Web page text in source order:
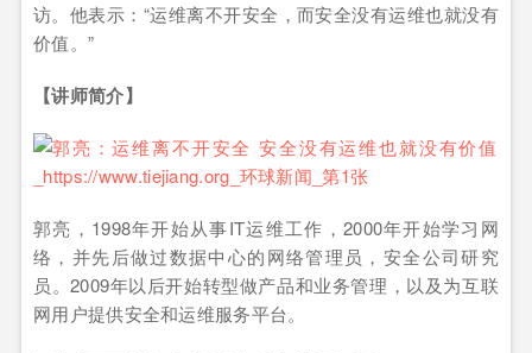
访。他表示：“运维离不开安全，而安全没有运维也就没有
价值。”
【讲师简介】
郭亮，1998年开始从事IT运维工作，2000年开始学习网
络，并先后做过数据中心的网络管理员，安全公司研究
员。2009年以后开始转型做产品和业务管理，以及为互联
网用户提供安全和运维服务平台。